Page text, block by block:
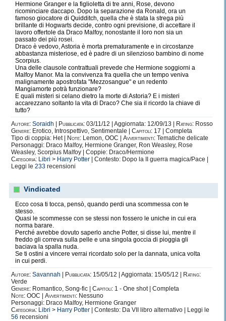
Hermione Granger e la figlioletta di tre anni, Rose, devono
ricominciare daccapo. Dopo la separazione da Ronald, ora un
famoso giocatore di Quidditch, quella che è stata la strega più
brillante di Hogwarts decide, contro ogni previsione, di accettare il
lavoro offertole da Draco Malfoy, nonostante il loro non sia un
passato dei più rosei.
Draco è vedovo, Astoria è morta prematuramente e in circostanze
abbastanza misteriose, ed è padre di un silenzioso bambino di nome
Scorpius.
Una delle clausole contrattuali prevede che Hermione soggiorni a
Malfoy Manor. Ma la convivenza fra quella che un tempo veniva
malignamente apostrofata "Mezzosangue" e un redento
Mangiamorte potrà funzionare?
E quali misteri si celano dietro la morte di Astoria? E i misteri
accarezzano soltanto la vita di Draco? Che sia il ricordo la chiave di
tutto?
Autore: Soraidh Pubblicata: 03/11/12 | Aggiornata: 12/09/13 | Rating: Rosso
Genere: Erotico, Introspettivo, Sentimentale | Capitoli: 17 | Completa
Tipo di coppia: Het |
Note: Lemon, OOC | Avvertimenti: Tematiche delicate
Personaggi: Draco Malfoy, Hermione Granger, Ron Weasley, Rose
Weasley, Scorpius Malfoy | Coppie: Draco/Hermione
Categoria: Libri > Harry Potter | Contesto: Dopo la II guerra magica/Pace |
Leggi le 233 recensioni
Vindicated
Ecco cosa ti tocca, pensò, quando perdi una scommessa con te
stesso.
Quasi le scommesse con se stessi non fossero le uniche in cui era
norma barare.
Perché avrebbe dovuto saperlo anche Potter, si disse lui, mentre il
freddo gli correva sulla pelle e una singola goccia di pioggia gli
baciava la spalla nuda.
Se ti ostini a vincere verrai ricordato solo per la dannata, unica volta
in cui perdi.
Autore: Savannah Pubblicata: 15/05/12 | Aggiornata: 15/05/12 |
Rating:
Verde
Genere: Romantico, Song-fic | Capitoli: 1 - One shot | Completa
Note: OOC | Avvertimenti: Nessuno
Personaggi: Draco Malfoy, Hermione Granger
Categoria: Libri > Harry Potter | Contesto: Da VII libro alternativo | Leggi le
56 recensioni